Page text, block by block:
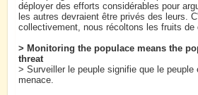
déployer des efforts considérables pour
les autres devraient être privés des leurs.
collectivement, nous récoltons les fruits de
> Monitoring the populace means the
threat
> Surveiller le peuple signifie que le peuple
menace.